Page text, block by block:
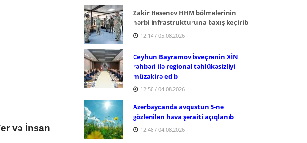
və İnsan
Zakir Həsənov HHM bölmələrinin
hərbi infrastrukturuna baxış keçirib
12:14 / 05.08.2026
Ceyhun Bayramov İsveçrənin XİN
rəhbəri ilə regional təhlükəsizliyi
müzakirə edib
12:50 / 04.08.2026
Azərbaycanda avqustun 5-nə
gözlənilən hava şəraiti açıqlanıb
12:48 / 04.08.2026